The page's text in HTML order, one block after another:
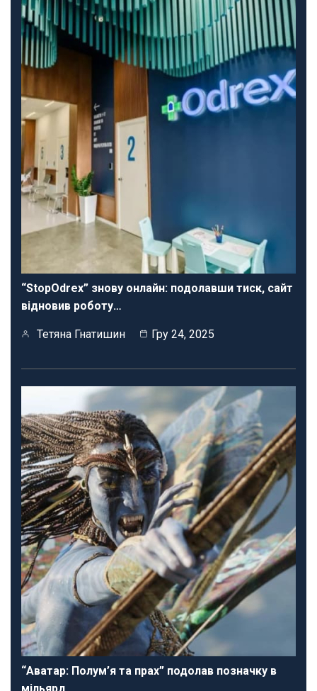
“StopOdrex” знову онлайн: подолавши тиск, сайт
відновив роботу…
Тетяна Гнатишин Гру 24, 2025
“Аватар: Полум’я та прах” подолав позначку в